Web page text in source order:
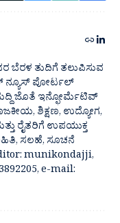
ಬೆರಳ ತುದಿಗೆ ತಲುಪಿಸುವ
ನ್ಯೂಸ್ ಪೋರ್ಟಲ್
ಜೊತೆ ಇನ್ಫೋರ್ಮೆಟಿವ್
ಶಿಕ್ಷಣ, ಉದ್ಯೋಗ,
ರೈತರಿಗೆ ಉಪಯುಕ್ತ
ಸಲಹೆ, ಸೂಚನೆ
munikondajji,
e-mail: